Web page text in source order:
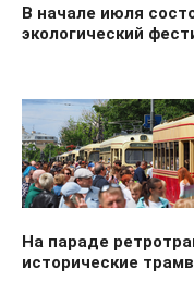
В начале июля
экологический
На параде
исторические